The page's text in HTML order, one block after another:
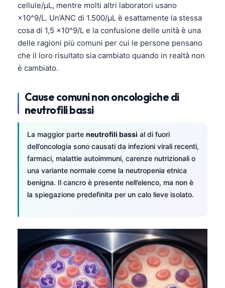
cellule/µL, mentre molti altri laboratori usano
×10^9/L. Un’ANC di 1.500/µL è esattamente la stessa
cosa di 1,5 ×10^9/L e la confusione delle unità è una
delle ragioni più comuni per cui le persone pensano
che il loro risultato sia cambiato quando in realtà non
è cambiato.
Cause comuni non oncologiche di
neutrofili bassi
La maggior parte neutrofili bassi al di fuori
dell’oncologia sono causati da infezioni virali recenti,
farmaci, malattie autoimmuni, carenze nutrizionali o
una variante normale come la neutropenia etnica
benigna. Il cancro è presente nell’elenco, ma non è
la spiegazione predefinita per un calo lieve isolato.